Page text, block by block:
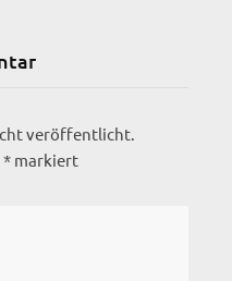
veröffentlicht.
* markiert